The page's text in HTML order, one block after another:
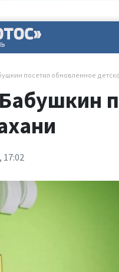
посетил обновленное
17:02